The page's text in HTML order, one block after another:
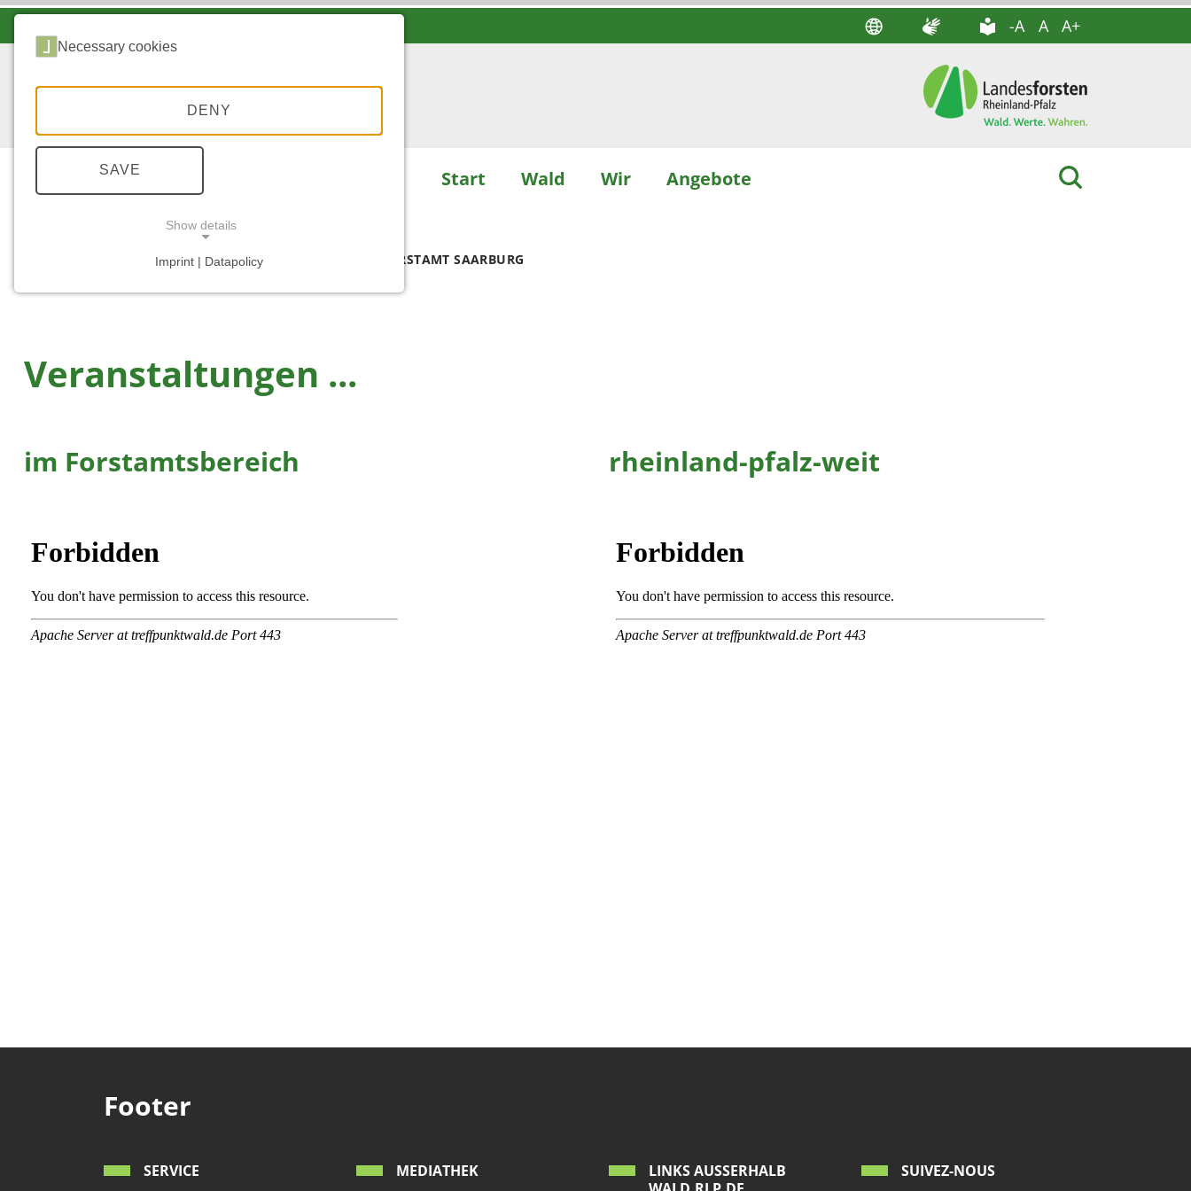
-A A A+
Start Wald Wir Angebote
STARTSEITE ... TREFFPUNKTWALD IM FORSTAMT SAARBURG
Veranstaltungen ...
im Forstamtsbereich rheinland-pfalz-weit
Footer
SERVICE MEDIATHEK
LINKS AUSSERHALB W
SUIVEZ-NOUS
Necessary cookies
DENY
SAVE
Show details
Imprint | Datapolicy